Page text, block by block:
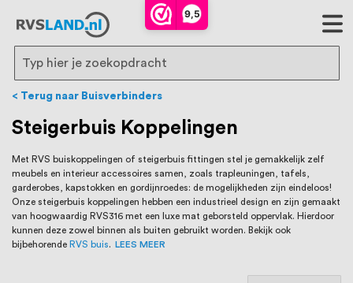
9,5
RVS Land is een écht familiebedrijf met
bijna 20 jaar ervaring in RVS producten
voor binnen- en buitenhuis, waaronder
trapleuningen, deurbeslag,
ventilatieroosters en bouwbeslag. In onze
webshop vind je het grootste assortiment
van Nederland en België, met meer dan
100.000 hoogwaardige RVS artikelen
direct uit voorraad leverbaar. Wij hebben
Search
Terug naar Buisverbinders
Steigerbuis Koppelingen
Met RVS buiskoppelingen of steigerbuis fittingen stel je gemakkelijk zelf
meubels en interieur accessoires samen, zoals trapleuningen, tafels,
garderobes, kapstokken en gordijnroedes: de mogelijkheden zijn eindeloos!
Onze steigerbuis koppelingen hebben een industrieel design en zijn gemaakt
van hoogwaardig RVS316 met een luxe mat geborsteld oppervlak. Hierdoor
kunnen deze zowel binnen als buiten gebruikt worden. Bekijk ook
bijbehorende RVS buis. LEES MEER